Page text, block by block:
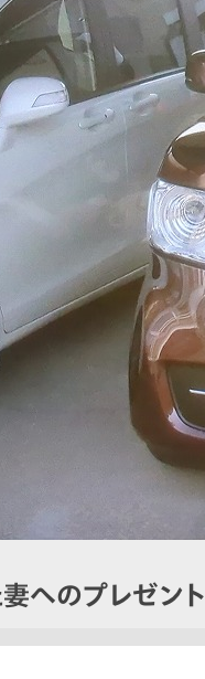
へのプレゼント